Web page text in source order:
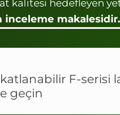
kalitesi hedefleyen
inceleme makalesidir.
F-serisi
geçin